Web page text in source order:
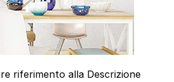
riferimento alla Descrizione